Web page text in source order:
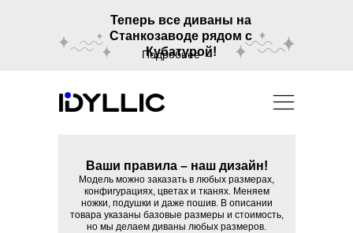
Подробнее →
Теперь все диваны на
Станкозаводе рядом с
Кубатурой!
Ваши правила – наш дизайн!
Модель можно заказать в любых размерах,
конфигурациях, цветах и тканях. Меняем
ножки, подушки и даже пошив. В описании
товара указаны базовые размеры и стоимость,
но мы делаем диваны любых размеров.